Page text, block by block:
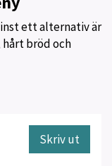
ett alternativ är
hårt bröd och
Skriv ut